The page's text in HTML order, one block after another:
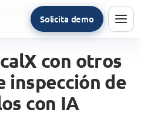
Solicita demo
con otros
inspección de
con IA